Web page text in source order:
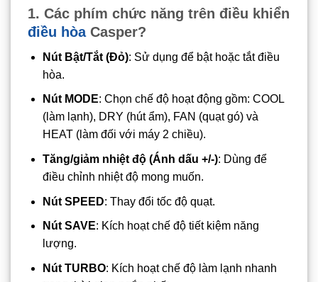
1. Các phím chức năng trên điều khiển
điều hòaCasper?
Nút Bật/Tắt (Đỏ): Sử dụng để bật hoặc tắt điều
hòa.
Nút MODE: Chọn chế độ hoạt động gồm: COOL
(làm lạnh), DRY (hút ẩm), FAN (quạt gó) và
HEAT (làm đối với máy 2 chiều).
Tăng/giảm nhiệt độ (Ánh dấu +/-): Dùng để
điều chỉnh nhiệt độ mong muốn.
Nút SPEED: Thay đổi tốc độ quạt.
Nút SAVE: Kích hoạt chế độ tiết kiệm năng
lượng.
Nút TURBO: Kích hoạt chế độ làm lạnh nhanh